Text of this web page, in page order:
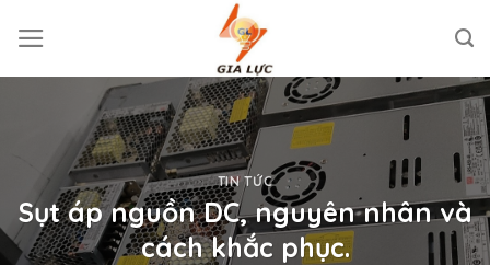
content
TIN TỨC
Sụt áp nguồn DC, nguyên nhân và
cách khắc phục.